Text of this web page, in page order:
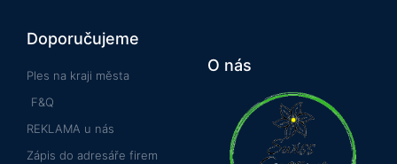
Doporučujeme
Ples na kraji města
F&Q
REKLAMA u nás
Zápis do adresáře firem
O nás